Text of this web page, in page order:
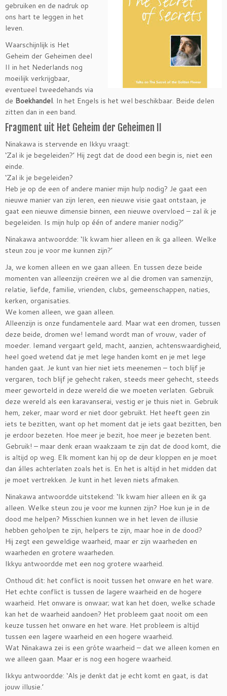
gebruiken en de nadruk op
ons hart te leggen in het
leven.
Waarschijnlijk is Het
Geheim der Geheimen deel
II in het Nederlands nog
moeilijk verkrijgbaar,
eventueel tweedehands via
de Boekhandel. In het Engels is het wel beschikbaar. Beide delen
zitten dan in een band.
Fragment uit Het Geheim der Geheimen II
Ninakawa is stervende en Ikkyu vraagt:
‘Zal ik je begeleiden?’ Hij zegt dat de dood een begin is, niet een
einde.
‘Zal ik je begeleiden?
Heb je op de een of andere manier mijn hulp nodig? Je gaat een
nieuwe manier van zijn leren, een nieuwe visie gaat ontstaan, je
gaat een nieuwe dimensie binnen, een nieuwe overvloed – zal ik je
begeleiden. Is mijn hulp op één of andere manier nodig?’
Ninakawa antwoordde: ‘Ik kwam hier alleen en ik ga alleen. Welke
steun zou je voor me kunnen zijn?’
Ja, we komen alleen en we gaan alleen. En tussen deze beide
momenten van alleenzijn creëren we al die dromen van samenzijn,
relatie, liefde, familie, vrienden, clubs, gemeenschappen, naties,
kerken, organisaties.
We komen alleen, we gaan alleen.
Alleenzijn is onze fundamentele aard. Maar wat een dromen, tussen
deze beide, dromen we! Iemand wordt man of vrouw, vader of
moeder. Iemand vergaart geld, macht, aanzien, achtenswaardigheid,
heel goed wetend dat je met lege handen komt en je met lege
handen gaat. Je kunt van hier niet iets meenemen – toch blijf je
vergaren, toch blijf je gehecht raken, steeds meer gehecht, steeds
meer geworteld in deze wereld die we moeten verlaten. Gebruik
deze wereld als een karavanserai, vestig er je thuis niet in. Gebruik
hem, zeker, maar word er niet door gebruikt. Het heeft geen zin
iets te bezitten, want op het moment dat je iets gaat bezitten, ben
je erdoor bezeten. Hoe meer je bezit, hoe meer je bezeten bent.
Gebruik! – maar denk eraan waakzaam te zijn dat de dood komt, die
is altijd op weg. Elk moment kan hij op de deur kloppen en je moet
dan álles achterlaten zoals het is. En het is altijd in het midden dat
je moet vertrekken. Je kunt in het leven niets afmaken.
Ninakawa antwoordde uitstekend: ‘Ik kwam hier alleen en ik ga
alleen. Welke steun zou je voor me kunnen zijn? Hoe kun je in de
dood me helpen? Misschien kunnen we in het leven de illusie
hebben geholpen te zijn, helpers te zijn, maar hoe in de dood?
Hij zegt een geweldige waarheid, maar er zijn waarheden en
waarheden en grotere waarheden.
Ikkyu antwoordde met een nog grotere waarheid.
Onthoud dit: het conflict is nooit tussen het onware en het ware.
Het echte conflict is tussen de lagere waarheid en de hogere
waarheid. Het onware is onwaar; wat kan het doen, welke schade
kan het de waarheid aandoen? Het probleem gaat nooit om een
keuze tussen het onware en het ware. Het probleem is altijd
tussen een lagere waarheid en een hogere waarheid.
Wat Ninakawa zei is een gróte waarheid – dat we alleen komen en
we alleen gaan. Maar er is nog een hogere waarheid.
Ikkyu antwoordde: ‘Als je denkt dat je echt komt en gaat, is dat
jouw illusie.’